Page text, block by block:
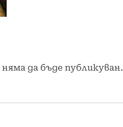
да бъде публикуван.